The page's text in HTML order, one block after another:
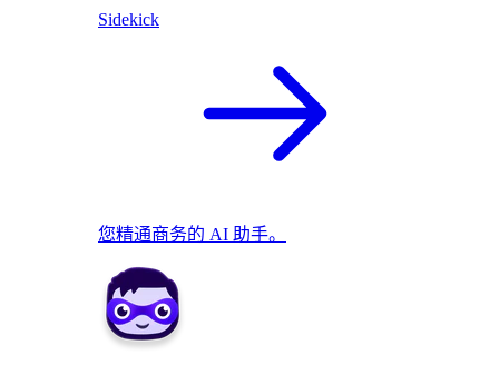
Sidekick
您精通商务的 AI 助手。